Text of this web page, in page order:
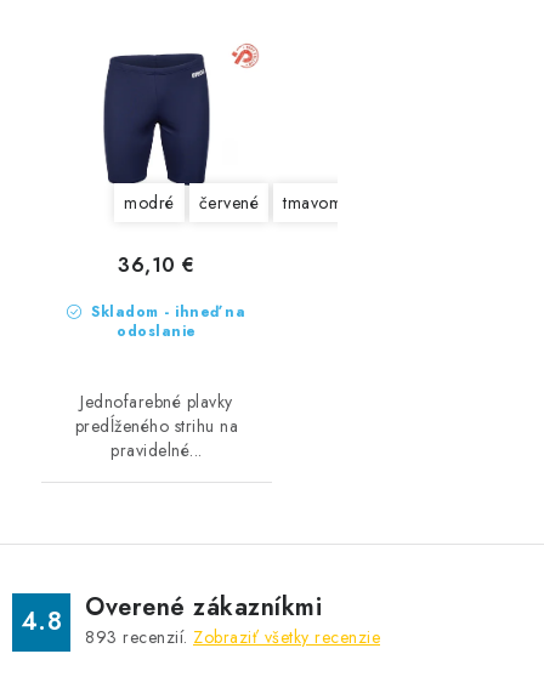
modré červené tmavomodrá
Skladom - ihneď na
odoslanie
36,10 €
Jednofarebné plavky
predĺženého strihu na
pravidelné...
4.8 Overené zákazníkmi
893 recenzií. Zobraziť všetky recenzie